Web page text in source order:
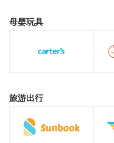
母婴玩具
旅游出行